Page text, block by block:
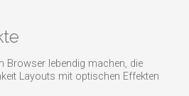
Browser lebendig machen, die
Layouts mit optischen Effekten